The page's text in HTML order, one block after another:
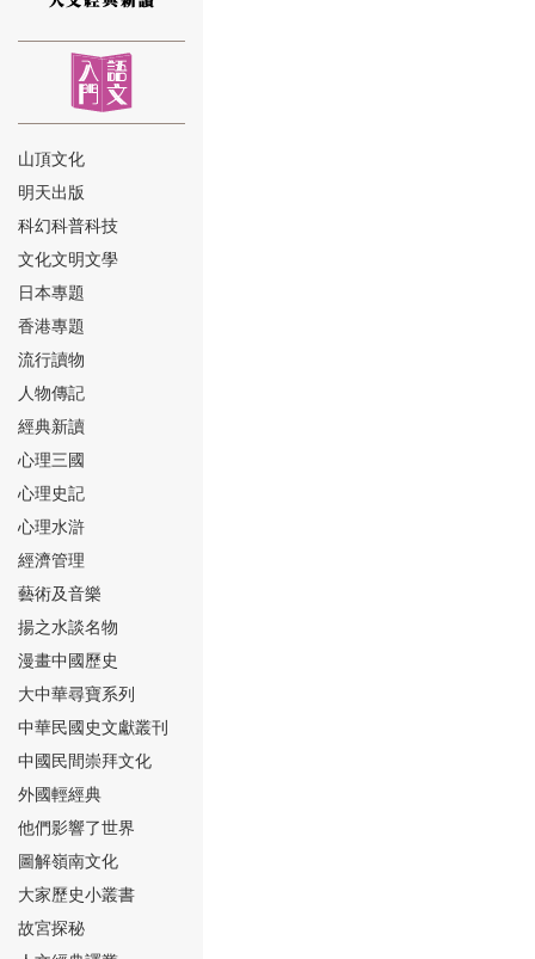
⑫
⑬
⑭
⑮
⑯
⑰
山頂文化
明天出版
科幻科普科技
文化文明文學
日本專題
香港專題
流行讀物
人物傳記
經典新讀
心理三國
心理史記
心理水滸
經濟管理
藝術及音樂
揚之水談名物
漫畫中國歷史
大中華尋寶系列
中華民國史文獻叢刊
中國民間崇拜文化
外國輕經典
他們影響了世界
圖解嶺南文化
大家歷史小叢書
故宮探秘